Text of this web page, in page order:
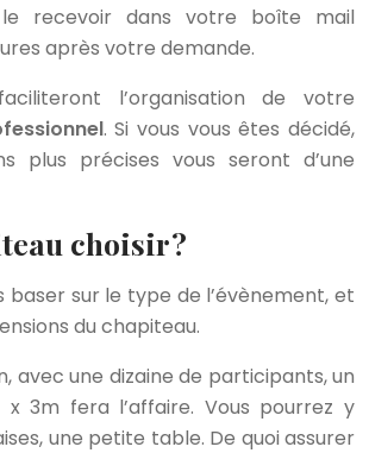
recevoir dans votre boîte mail
après votre demande.
l’organisation de votre
. Si vous vous êtes décidé,
plus précises vous seront d’une
choisir ?
baser sur le type de l’évènement, et
du chapiteau.
avec une dizaine de participants, un
3m fera l’affaire. Vous pourrez y
une petite table. De quoi assurer